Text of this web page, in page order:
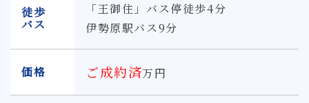
徒歩
バス
「王御住」バス停徒歩4分
伊勢原駅バス9分
価格 ご成約済万円